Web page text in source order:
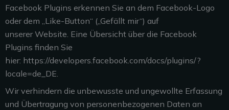
Facebook Plugins erkennen Sie an dem Facebook-Logo
oder dem „Like-Button“ („Gefällt mir“) auf
unsererWebsite. Eine Übersicht über die Facebook
Plugins finden Sie
hier: https://developers.facebook.com/docs/plugins/?
locale=de_DE.
Wir verhindern die unbewusste und ungewollte Erfassung
und Übertragung von personenbezogenen Daten an